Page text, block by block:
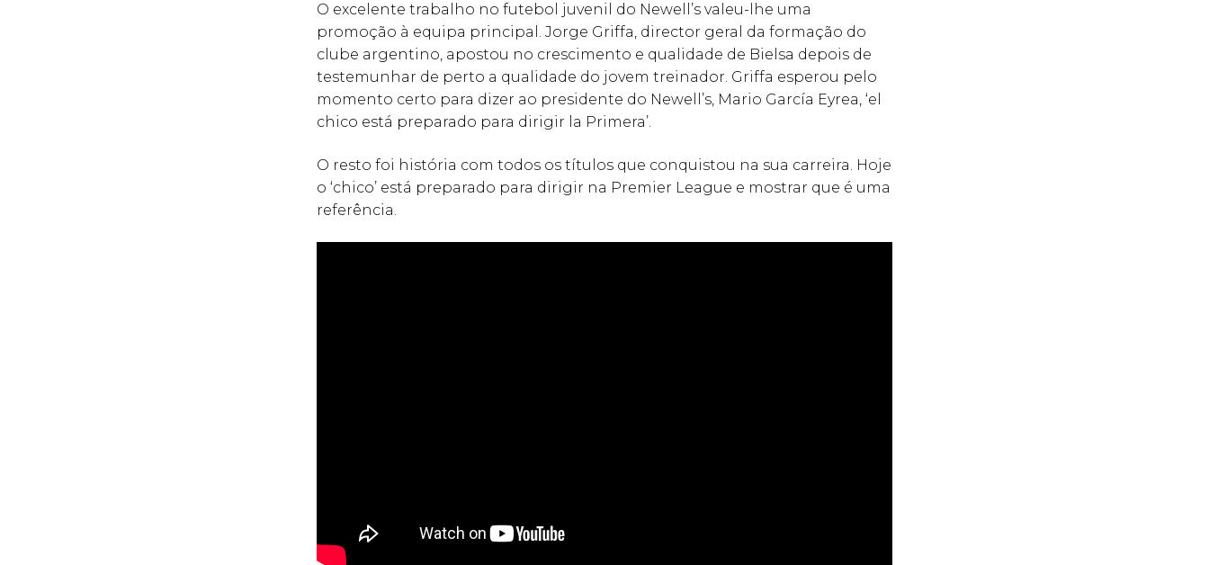
O excelente trabalho no futebol juvenil do Newell’s valeu-lhe uma
promoção à equipa principal. Jorge Griffa, director geral da formação do
clube argentino, apostou no crescimento e qualidade de Bielsa depois de
testemunhar de perto a qualidade do jovem treinador. Griffa esperou pelo
momento certo para dizer ao presidente do Newell’s, Mario García Eyrea, ‘el
chico está preparado para dirigir la Primera’.
O resto foi história com todos os títulos que conquistou na sua carreira. Hoje
o ‘chico’ está preparado para dirigir na Premier League e mostrar que é uma
referência.